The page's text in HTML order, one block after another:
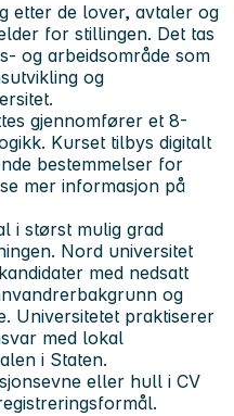
etter de lover, avtaler og
for stillingen. Det tas
og arbeidsområde som
og
gjennomfører et 8-
Kurset tilbys digitalt
bestemmelser for
mer informasjon på
i størst mulig grad
Nord universitet
med nedsatt
og
Universitetet praktiserer
med lokal
i Staten.
eller hull i CV